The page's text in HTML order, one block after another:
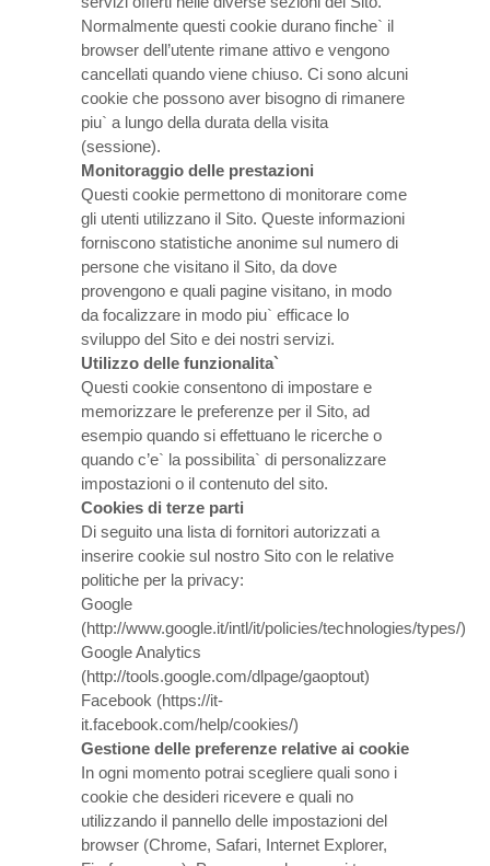
Normalmente questi cookie durano finche` il
browser dell’utente rimane attivo e vengono
cancellati quando viene chiuso. Ci sono alcuni
cookie che possono aver bisogno di rimanere
piu` a lungo della durata della visita
(sessione).
Monitoraggio delle prestazioni
Questi cookie permettono di monitorare come
gli utenti utilizzano il Sito. Queste informazioni
forniscono statistiche anonime sul numero di
persone che visitano il Sito, da dove
provengono e quali pagine visitano, in modo
da focalizzare in modo piu` efficace lo
sviluppo del Sito e dei nostri servizi.
Utilizzo delle funzionalita`
Questi cookie consentono di impostare e
memorizzare le preferenze per il Sito, ad
esempio quando si effettuano le ricerche o
quando c’e` la possibilita` di personalizzare
impostazioni o il contenuto del sito.
Cookies di terze parti
Di seguito una lista di fornitori autorizzati a
inserire cookie sul nostro Sito con le relative
politiche per la privacy:
Google
(http://www.google.it/intl/it/policies/technologies/types/)
Google Analytics
(http://tools.google.com/dlpage/gaoptout)
Facebook (https://it-
it.facebook.com/help/cookies/)
Gestione delle preferenze relative ai cookie
In ogni momento potrai scegliere quali sono i
cookie che desideri ricevere e quali no
utilizzando il pannello delle impostazioni del
browser (Chrome, Safari, Internet Explorer,